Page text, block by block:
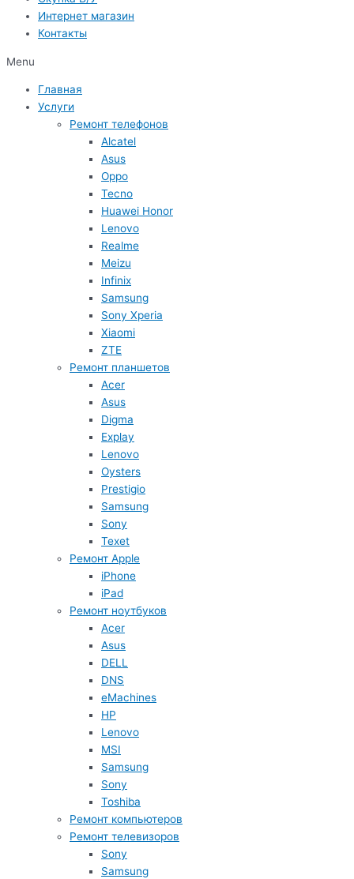
Интернет магазин
Контакты
Menu
Главная
Услуги
Ремонт телефонов
Alcatel
Asus
Oppo
Tecno
Huawei Honor
Lenovo
Realme
Meizu
Infinix
Samsung
Sony Xperia
Xiaomi
ZTE
Ремонт планшетов
Acer
Asus
Digma
Explay
Lenovo
Oysters
Prestigio
Samsung
Sony
Texet
Ремонт Apple
iPhone
iPad
Ремонт ноутбуков
Acer
Asus
DELL
DNS
eMachines
HP
Lenovo
MSI
Samsung
Sony
Toshiba
Ремонт компьютеров
Ремонт телевизоров
Sony
Samsung